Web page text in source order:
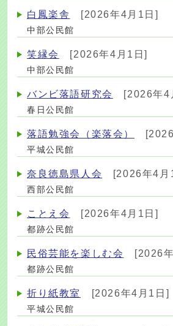
白鳳楽舎 [2026年4月1日]
中部公民館
笑縁会 [2026年4月1日]
中部公民館
バンビ落語研究会 [2026年4
春日公民館
落語勉強会（楽落会）
平城公民館
奈良徳島県人会 [2026年4月
西部公民館
ことえ会 [2026年4月1日]
都跡公民館
民俗芸能を楽しむ会 [2026
都跡公民館
折り紙教室 [2026年4月1日]
平城公民館